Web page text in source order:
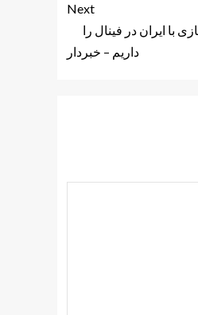
Next
با ایران در فینال را
داریم – خبردار